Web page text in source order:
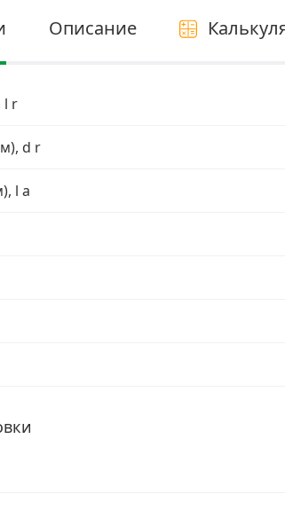
Скобяные изделия и мебельная фурнитура
Описание
l r
d r
l a